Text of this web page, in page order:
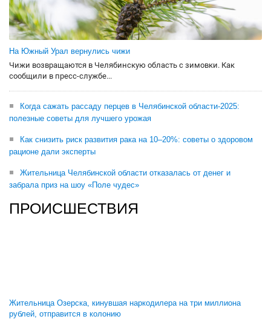
На Южный Урал вернулись чижи
Чижи возвращаются в Челябинскую область с зимовки. Как
сообщили в пресс-службе...
Когда сажать рассаду перцев в Челябинской области-2025:
полезные советы для лучшего урожая
Как снизить риск развития рака на 10–20%: советы о здоровом
рационе дали эксперты
Жительница Челябинской области отказалась от денег и
забрала приз на шоу «Поле чудес»
ПРОИСШЕСТВИЯ
Жительница Озерска, кинувшая наркодилера на три миллиона
рублей, отправится в колонию